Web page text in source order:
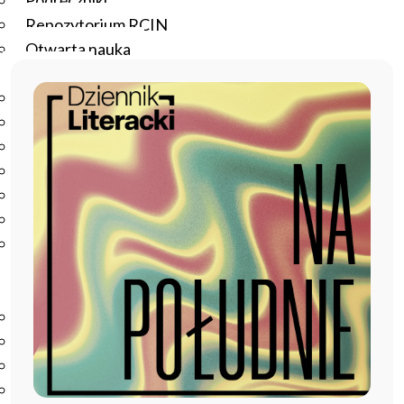
Repozytorium RCIN
Otwarta nauka
Studia podyplomowe
Szkolenia
Szkoła Doktorska Anthropos
Erasmus
Olimpiada Literatury i Języka Polskiego
Olimpiada Literatury i Języka Polskiego dla Szkół
Podstawowych
Biblioteka
O bibliotece
Godziny otwarcia
Katalog
Nowości